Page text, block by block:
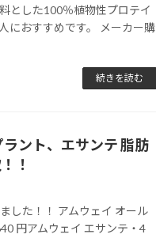
とした100％植物性プロテイ
におすすめです。 メーカー購
続きを読む
ント、エサンテ 脂肪
！
した！！ アムウェイ オール
円アムウェイ エサンテ・4